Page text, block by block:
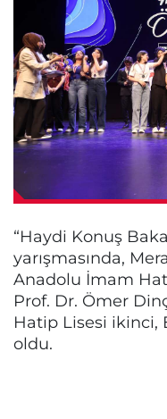
“Haydi Konuş
yarışmasında,
Anadolu İmam
Prof. Dr. Ömer
Hatip Lisesi ikinci,
oldu.